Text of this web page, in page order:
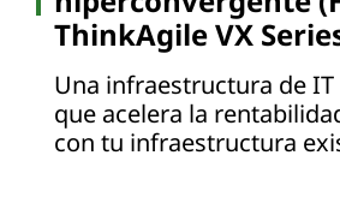
ThinkAgile VX
Una infraestructura de
que acelera la
con tu infraestructura